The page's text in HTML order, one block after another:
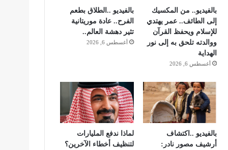
بالفيديو.. من المكسيك
إلى الطائف.. عمر يهتدي
للإسلام ويحفظ القرآن
ووالدته تلحق به إلى نور
الهداية
أغسطس 6, 2026
بالفيديو ..الطلاق بطعم
الفرح.. عادة موريتانية
تثير دهشة العالم..
أغسطس 6, 2026
بالفيديو ..اكتشاف
أرشيف مصور نادر:
لماذا ندفع المليارات
لتنظيف أخطاء الآخرين؟